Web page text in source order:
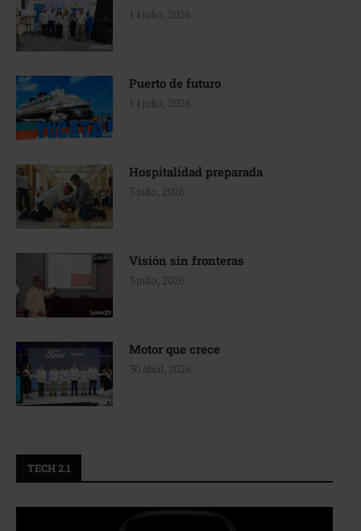
14 julio, 2026
Puerto de futuro
14 julio, 2026
Hospitalidad preparada
3 julio, 2026
Visión sin fronteras
3 julio, 2026
Motor que crece
30 abril, 2026
TECH 2.1